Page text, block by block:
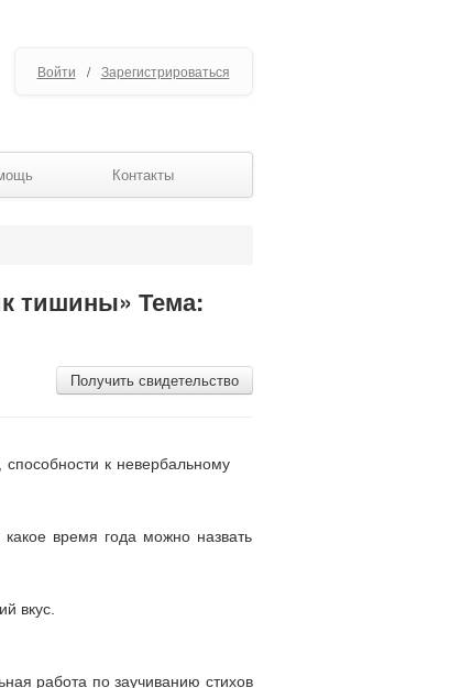
Войти / Зарегистрироваться
Контакты
тишины» Тема:
Получить свидетельство
к невербальному
время года можно назвать
вкус.
работа по заучиванию стихов